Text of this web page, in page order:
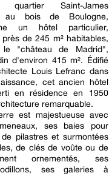
Saint-James
au bois de Boulogne,
un hôtel particulier,
de 245 m² habitables,
"château de Madrid",
d'environ 415 m². Édifié
Louis Lefranc dans
cet ancien hôtel
en résidence en 1950
remarquable.
est majestueuse avec
ses baies pour
pilastres et surmontées
de clés de voûte ou de
ornementés, ses
ses galeries à